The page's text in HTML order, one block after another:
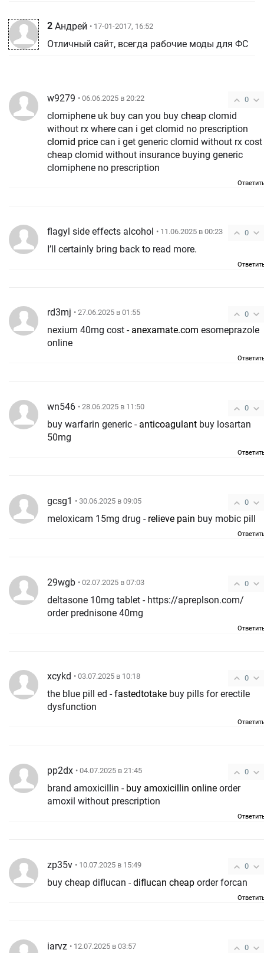
2 Андрей • 17-01-2017, 16:52
Отличный сайт, всегда рабочие моды для ФС
0
w9279 • 06.06.2025 в 20:22
clomiphene uk buy can you buy cheap clomid
without rx where can i get clomid no prescription
clomid price can i get generic clomid without rx cost
cheap clomid without insurance buying generic
clomiphene no prescription
0
flagyl side effects alcohol • 11.06.2025 в 00:23
I’ll certainly bring back to read more.
0
rd3mj • 27.06.2025 в 01:55
nexium 40mg cost - anexamate.com
online
0
wn546 • 28.06.2025 в 11:50
buy warfarin generic - anticoagulant
50mg
0
gcsg1 • 30.06.2025 в 09:05
meloxicam 15mg drug - relieve pain buy mobic pill
0
29wgb • 02.07.2025 в 07:03
deltasone 10mg tablet - https://apreplson.com/
order prednisone 40mg
0
xcykd • 03.07.2025 в 10:18
the blue pill ed -fastedtotake buy pills for erectile
dysfunction
0
pp2dx • 04.07.2025 в 21:45
brand amoxicillin - buy amoxicillin online order
amoxil without prescription
0
zp35v • 10.07.2025 в 15:49
buy cheap diflucan -diflucan cheap order forcan
0
iarvz • 12.07.2025 в 03:57